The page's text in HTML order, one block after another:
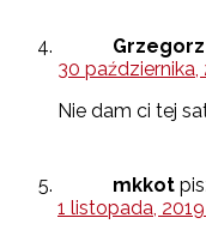
30 października,
Nie dam ci tej
mkkot
1 listopada,